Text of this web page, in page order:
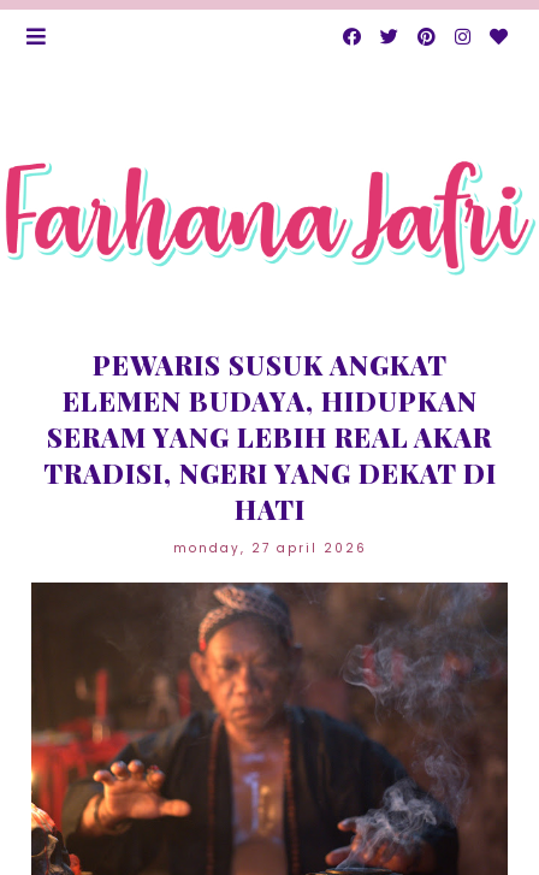
PEWARIS SUSUK ANGKAT
ELEMEN BUDAYA, HIDUPKAN
SERAM YANG LEBIH REAL AKAR
TRADISI, NGERI YANG DEKAT DI
HATI
monday, 27 april 2026